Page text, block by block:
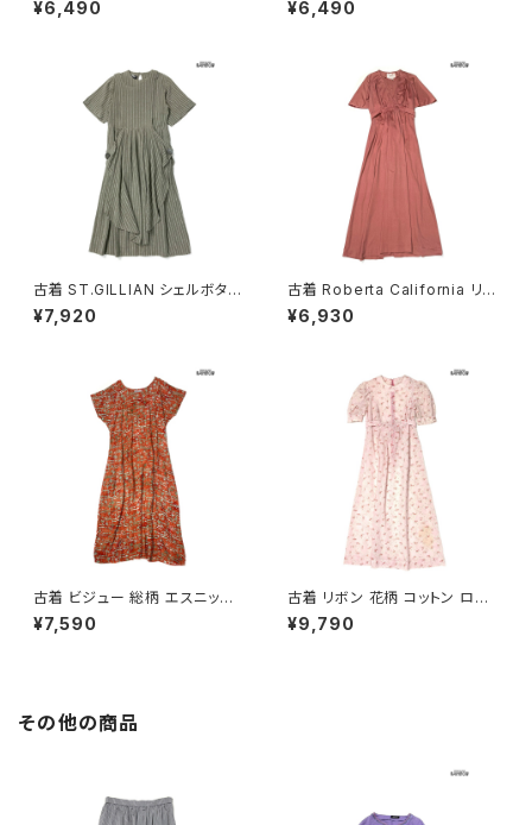
07070)
¥6,490
ンク (otu2605084)
¥6,490
古着 ST.GILLIAN シェルボタン
ストライプ柄 コットン ロング丈
半袖 ワンピース グレー カーキ
¥7,920
古着 Roberta California リボ
ン 無地 ロング丈 半袖 ワンピー
ス ピンク (otu2604148)
¥6,930
古着 ビジュー 総柄 エスニック
柄 ロング丈 半袖 ワンピース オ
レンジ (otu2605039)
¥7,590
古着 リボン 花柄 コットン ロン
グ丈 半袖 ワンピース ピンク (o
tu2604073)
¥9,790
その他の商品